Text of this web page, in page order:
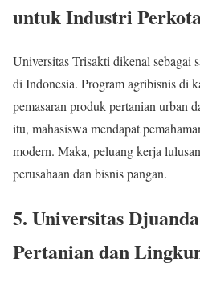
untuk Industri
Universitas Trisakti dikenal sebagai
di Indonesia. Program agribisnis di
pemasaran produk pertanian urban
itu, mahasiswa mendapat
modern. Maka, peluang kerja
perusahaan dan bisnis pangan.
5. Universitas Djuanda
Pertanian dan